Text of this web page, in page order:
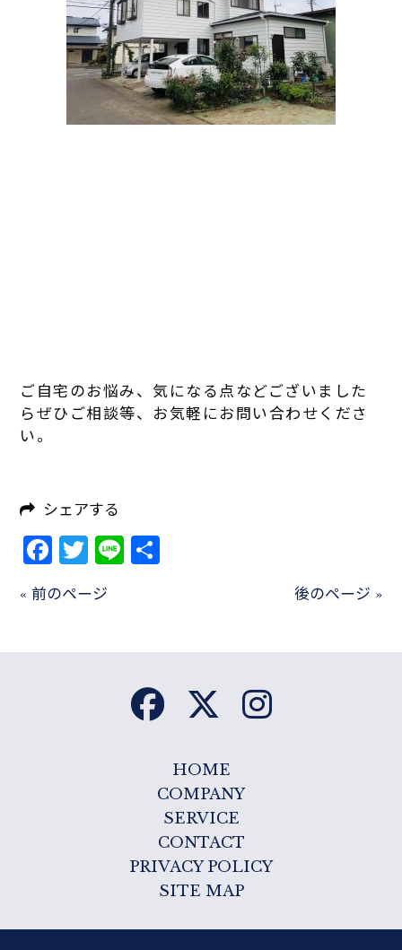
ご自宅のお悩み、気になる点などございました
らぜひご相談等、お気軽にお問い合わせくださ
い。
シェアする
Facebook
Twitter
Line
« 前のページ 後のページ »
HOME
COMPANY
SERVICE
CONTACT
PRIVACY POLICY
SITE MAP